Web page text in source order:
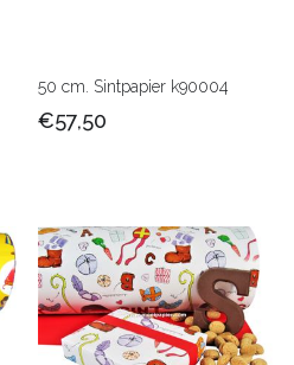
50 cm. Sintpapier k90004
€57,50